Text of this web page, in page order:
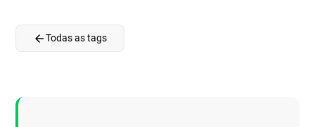
arrow_backTodas as tags